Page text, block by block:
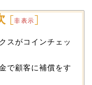
[非表示]
スがコインチェッ
で顧客に補償をす